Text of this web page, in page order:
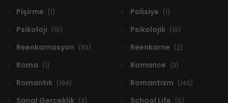
Pişirme (1) Polisiye (1)
Psikoloji (10) Psikolojik (19)
Reenkarnasyon (83) Reenkarne (2)
Roma (1) Romance (3)
Romantik (194) Romantizm (149)
Sanal Gerçeklik (3) School Life (5)